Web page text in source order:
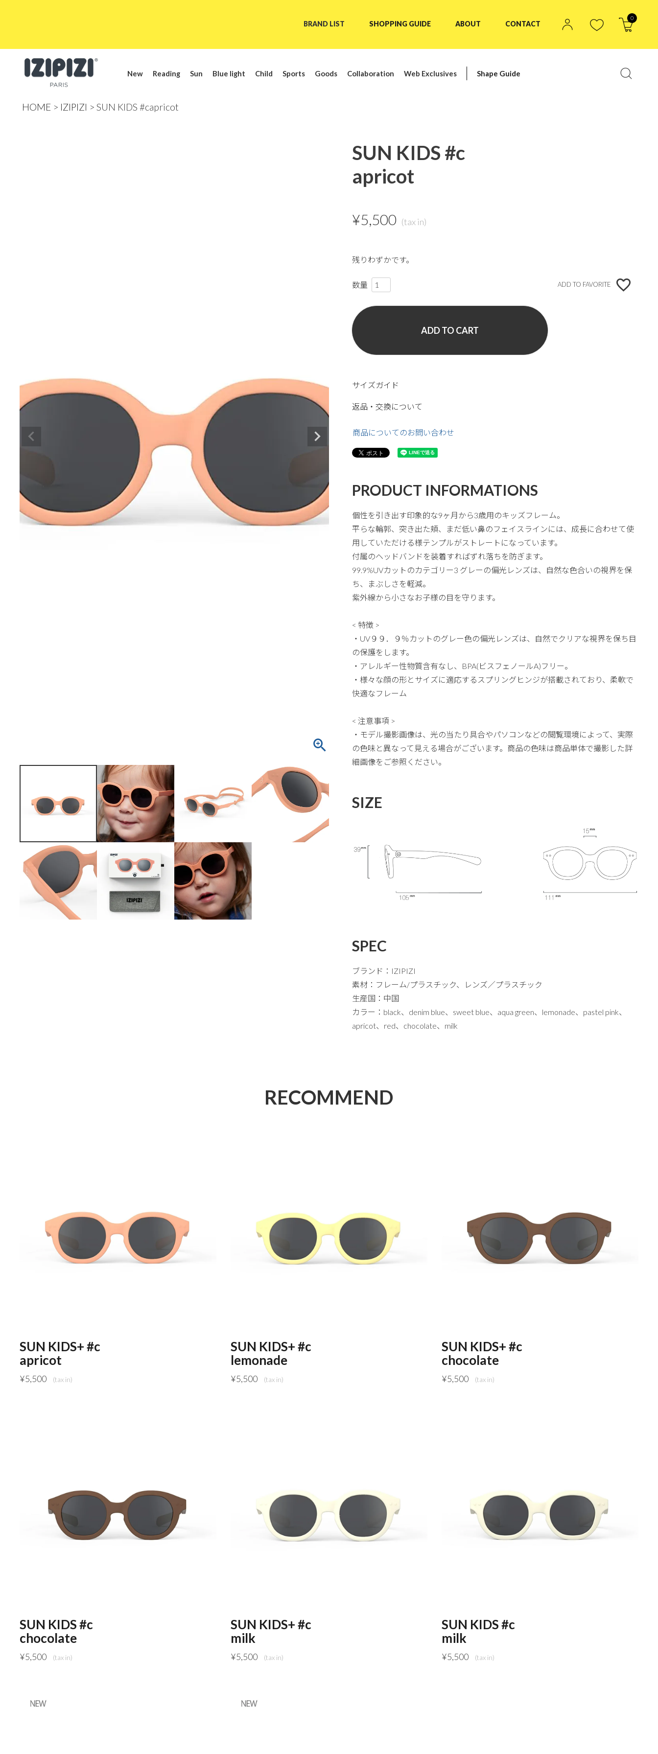
BRAND LIST SHOPPING GUIDE ABOUT CONTACT
0
New Reading Sun Blue light Child Sports Goods Collaboration Web Exclusives Shape Guide
HOME IZIPIZI SUN KIDS #capricot
SUN KIDS #c
apricot
¥5,500
残りわずかです。
ADD TO FAVORITE
ADD TO CART
サイズガイド
返品・交換について
商品についてのお問い合わせ
PRODUCT INFORMATIONS
個性を引き出す印象的な9ヶ月から3歳用のキッズフレーム。
平らな輪郭、突き出た頬、まだ低い鼻のフェイスラインには、成長に合わせて使
用していただける様テンプルがストレートになっています。
付属のヘッドバンドを装着すればずれ落ちを防ぎます。
99.9%UVカットのカテゴリー3 グレーの偏光レンズは、自然な色合いの視界を保
ち、まぶしさを軽減。
紫外線から小さなお子様の目を守ります。
< 特徴 >
・UV９９．９％カットのグレー色の偏光レンズは、自然でクリアな視界を保ち目
の保護をします。
・アレルギー性物質含有なし、BPA(ビスフェノールA)フリー。
・様々な顔の形とサイズに適応するスプリングヒンジが搭載されており、柔軟で
快適なフレーム
< 注意事項 >
・モデル撮影画像は、光の当たり具合やパソコンなどの閲覧環境によって、実際
の色味と異なって見える場合がございます。商品の色味は商品単体で撮影した詳
細画像をご参照ください。
SIZE
SPEC
ブランド：IZIPIZI
素材：フレーム/プラスチック、レンズ／プラスチック
生産国：中国
カラー：black、denim blue、sweet blue、aqua green、lemonade、pastel pink、
apricot、red、chocolate、milk
RECOMMEND
SUN KIDS+ #c
apricot
¥5,500
SUN KIDS+ #c
lemonade
¥5,500
SUN KIDS+ #c
chocolate
¥5,500
SUN KIDS #c
chocolate
¥5,500
SUN KIDS+ #c
milk
¥5,500
SUN KIDS #c
milk
¥5,500